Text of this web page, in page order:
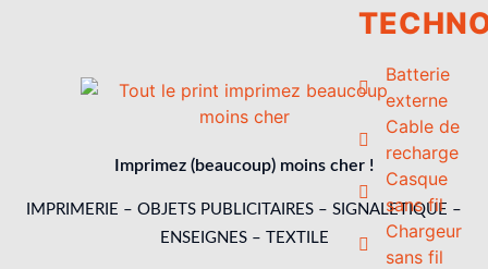
Batterie
externe
Cable de
recharge
Casque
sans fil
Chargeur
sans fil
Imprimez (beaucoup) moins cher !
IMPRIMERIE – OBJETS PUBLICITAIRES – SIGNALETIQUE –
ENSEIGNES – TEXTILE